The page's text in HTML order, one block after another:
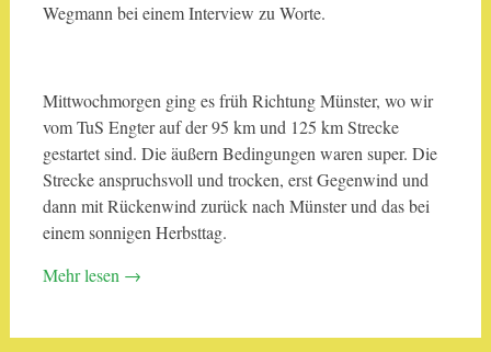
Wegmann bei einem Interview zu Worte.
Mittwochmorgen ging es früh Richtung Münster, wo wir
vom TuS Engter auf der 95 km und 125 km Strecke
gestartet sind. Die äußern Bedingungen waren super. Die
Strecke anspruchsvoll und trocken, erst Gegenwind und
dann mit Rückenwind zurück nach Münster und das bei
einem sonnigen Herbsttag.
Mehr lesen →